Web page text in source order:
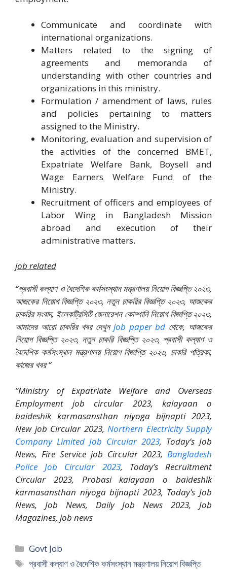
Communicate and coordinate with
international organizations.
Matters related to the signing of
agreements and memoranda of
understanding with other countries and
organizations in this ministry.
Formulation / amendment of laws, rules
and policies pertaining to matters
assigned to the Ministry.
Monitoring, evaluation and supervision of
the activities of the concerned BMET,
Expatriate Welfare Bank, Boysell and
Wage Earners Welfare Fund of the
Ministry.
Recruitment of officers and employees of
Labor Wing in Bangladesh Mission
abroad and execution of their
administrative matters.
job related
“প্রবাসী কল্যাণ ও বৈদেশিক কর্মসংস্থান মন্ত্রণালয় নিয়োগ বিজ্ঞপ্তি ২০২৩,
আজকের নিয়োগ বিজ্ঞপ্তি ২০২৩, নতুন চাকরির বিজ্ঞপ্তি ২০২৩, আজকের
চাকরির সংবাদ, ইলেকট্রিসিটি জেনারেশন কোম্পানি নিয়োগ বিজ্ঞপ্তি ২০২৩,
আমাদের আরো চাকরির খবর দেখুন job paper bd থেকে, আজকের
নিয়োগ বিজ্ঞপ্তি ২০২৩, নতুন চাকরি বিজ্ঞপ্তি ২০২৩, প্রবাসী কল্যাণ ও
বৈদেশিক কর্মসংস্থান মন্ত্রণালয় নিয়োগ বিজ্ঞপ্তি ২০২৩, চাকরি পত্রিকা,
কাজের খবর “
”Ministry of Expatriate Welfare and Overseas
Employment job circular 2023, kalayaan o
baideshik karmasansthan niyoga bijnapti 2023,
New job Circular 2023, Northern Electricity Supply
Company Limited Job Circular 2023, Today’s Job
News, Fire Service job Circular 2023, Bangladesh
Police Job Circular 2023, Today’s Recruitment
Circular 2023, Probasi kalayaan o baideshik
karmasansthan niyoga bijnapti 2023, Today’s Job
News, Job News, Daily Job News 2023, Job
Magazines, job news
Categories
Govt Job
Tags
প্রবাসী কল্যাণ ও বৈদেশিক কর্মসংস্থান মন্ত্রণালয় নিয়োগ বিজ্ঞপ্তি